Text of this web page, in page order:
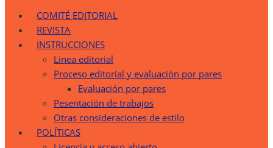
COMITÉ EDITORIAL
REVISTA
INSTRUCCIONES
Linea editorial
Proceso editorial y evaluación por pares
Evaluación por pares
Pesentación de trabajos
Otras consideraciones de estilo
POLÍTICAS